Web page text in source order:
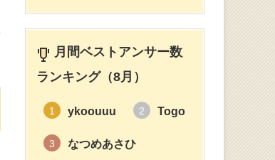
月間ベストアンサー数
ランキング（8月）
1 ykoouuu 2 Togo
3 なつめあさひ